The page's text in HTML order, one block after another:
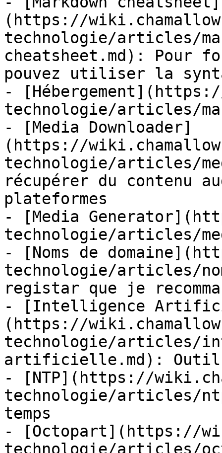
(https://
technologie/articles/
cheatsheet.md): Pour
pouvez utiliser la
-
technologie/articles/
- [Media Downloader]
(https://
technologie/articles/
récupérer du contenu
plateformes
- [Media
technologie/articles/
- [Noms de
technologie/articles/
registar que je
- [Intelligence
(https://
technologie/articles/
artificielle.md):
- [NTP](https://
technologie/articles/
temps
- [Octopart](https://
technologie/articles/